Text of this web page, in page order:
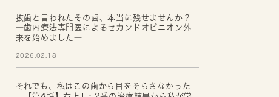
抜歯と言われたその歯、本当に残せませんか？
―歯内療法専門医によるセカンドオピニオン外
来を始めました―
2026.02.18
それでも、私はこの歯から目をそらさなかった